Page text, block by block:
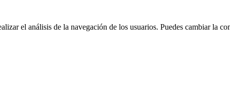
el análisis de la navegación de los usuarios. Puedes cambiar la